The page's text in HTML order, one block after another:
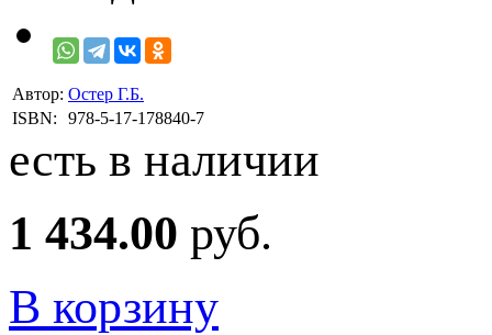
Автор: Остер Г.Б.
ISBN:
978-5-17-178840-7
есть в наличии
1 434.00 руб.
В корзину